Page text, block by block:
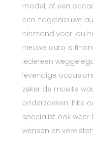
model, of een
een hagelnieuwe
niemand voor jou
nieuwe auto is
iedereen
levendige
zeker de moeite
onderzoeken. Elke
specialist ook
wensen en